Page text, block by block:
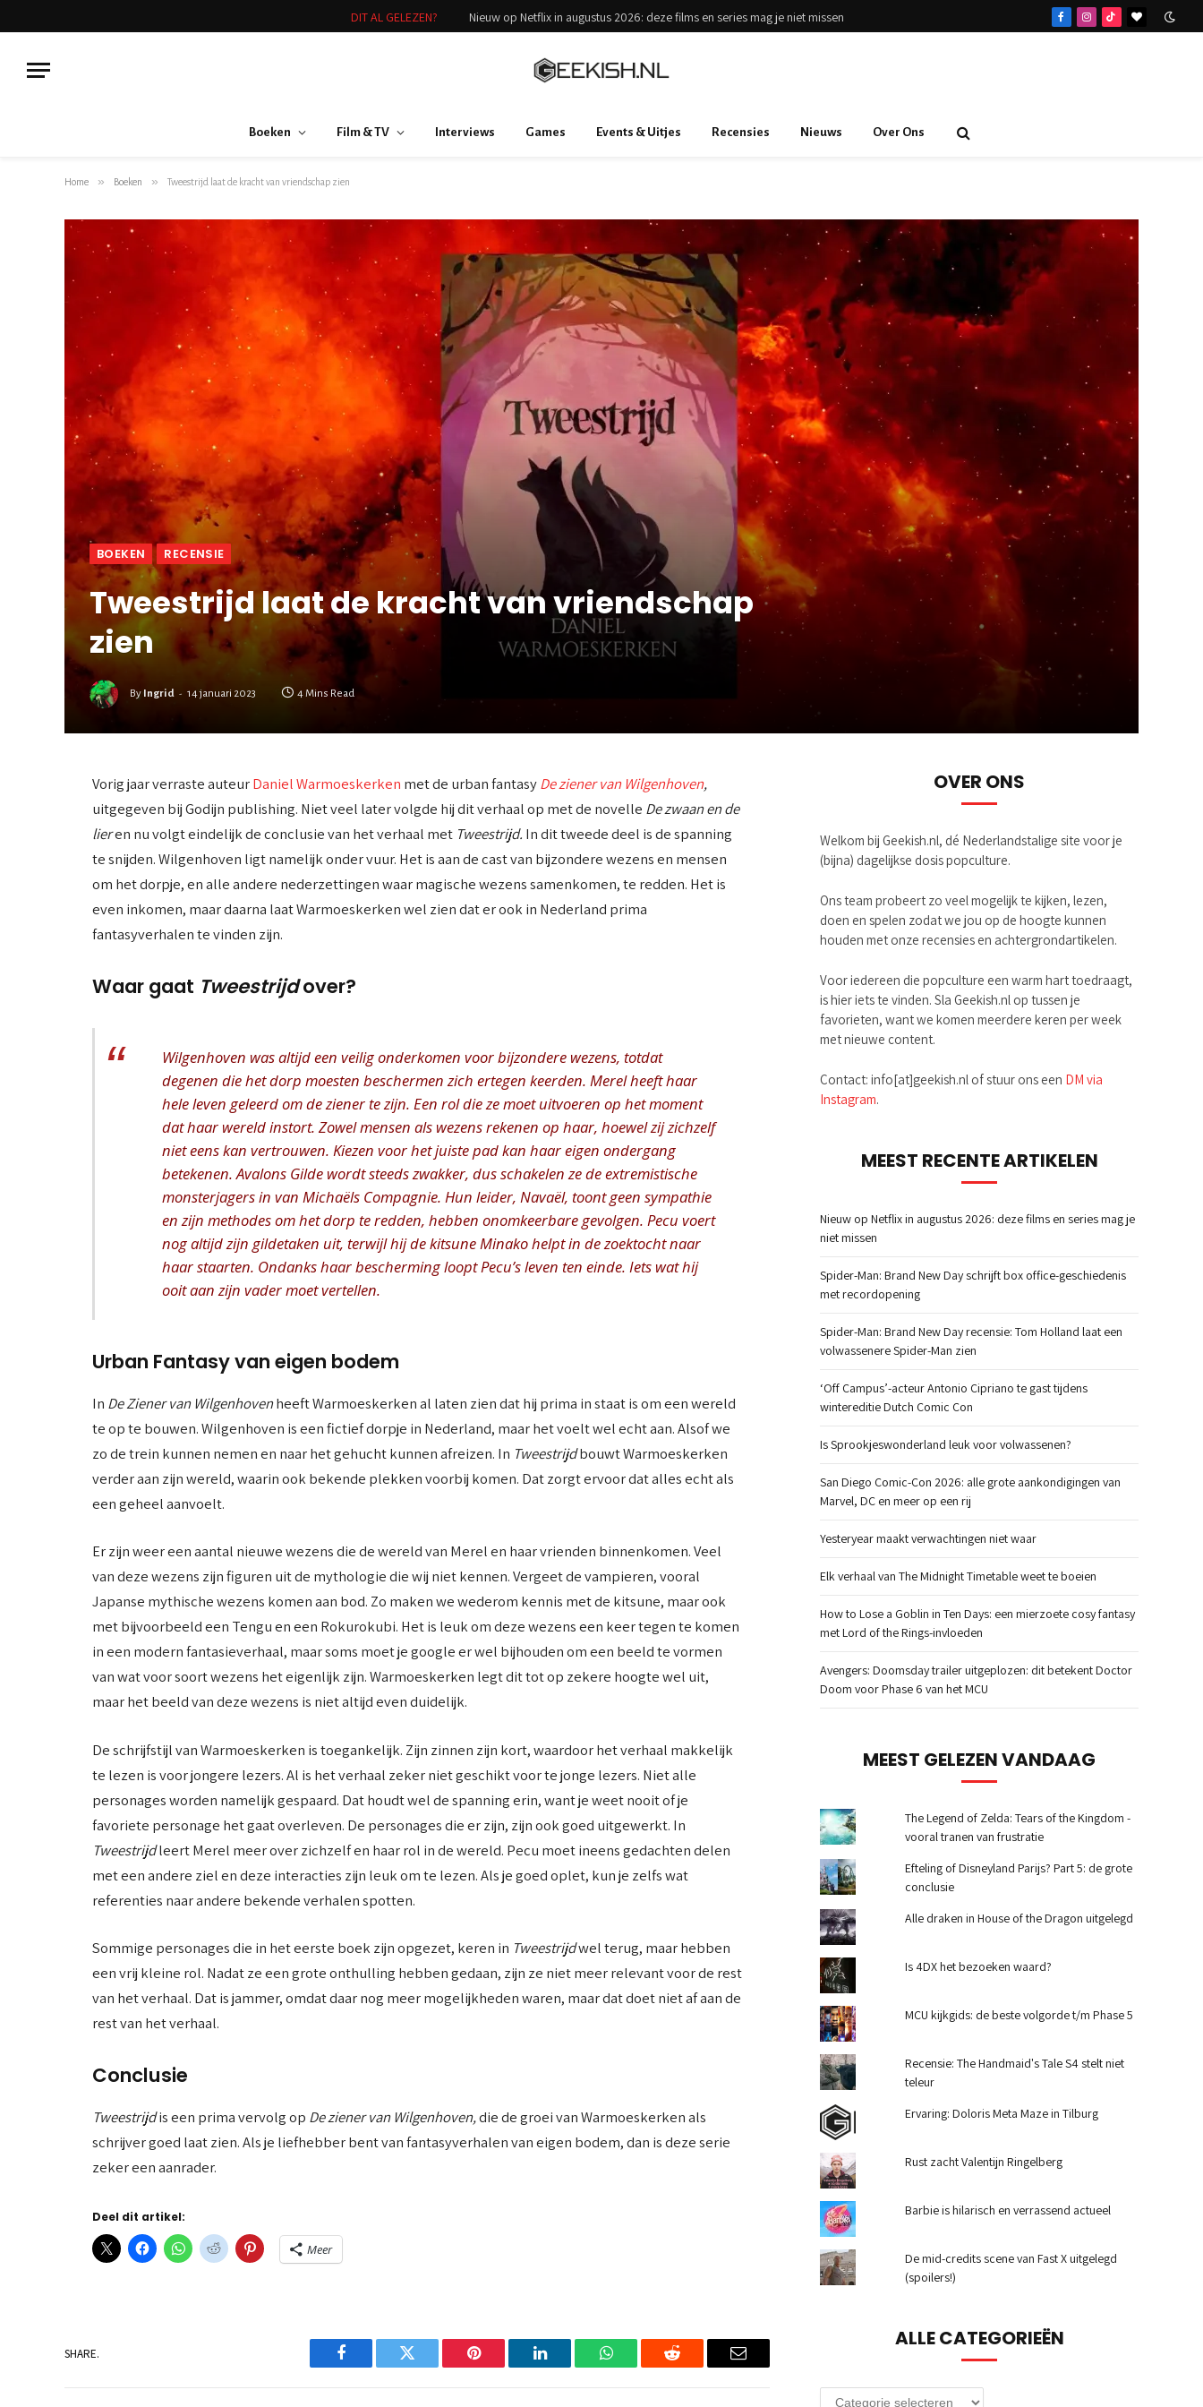
DIT AL GELEZEN? Nieuw op Netflix in augustus 2026: deze films en series mag je niet missen FacebookInstagram
TikTokBlogLovin
Boeken Film & TV Interviews Games Events & Uitjes Recensies Nieuws Over Ons
Home » Boeken » Tweestrijd laat de kracht van vriendschap zien
BOEKEN RECENSIE
Tweestrijd laat de kracht van vriendschap
zien
By Ingrid 14 januari 2023 4 Mins Read
Vorig jaar verraste auteurDaniel Warmoeskerken met de urban fantasyDe ziener van Wilgenhoven,
uitgegeven bij Godijn publishing. Niet veel later volgde hij dit verhaal op met de novelle De zwaan en de
lieren nu volgt eindelijk de conclusie van het verhaal met Tweestrijd. In dit tweede deel is de spanning
te snijden. Wilgenhoven ligt namelijk onder vuur. Het is aan de cast van bijzondere wezens en mensen
om het dorpje, en alle andere nederzettingen waar magische wezens samenkomen, te redden. Het is
even inkomen, maar daarna laat Warmoeskerken wel zien dat er ook in Nederland prima
fantasyverhalen te vinden zijn.
Waar gaat Tweestrijdover?
Wilgenhoven was altijd een veilig onderkomen voor bijzondere wezens, totdat
degenen die het dorp moesten beschermen zich ertegen keerden. Merel heeft haar
hele leven geleerd om de ziener te zijn. Een rol die ze moet uitvoeren op het moment
dat haar wereld instort. Zowel mensen als wezens rekenen op haar, hoewel zij zichzelf
niet eens kan vertrouwen. Kiezen voor het juiste pad kan haar eigen ondergang
betekenen. Avalons Gilde wordt steeds zwakker, dus schakelen ze de extremistische
monsterjagers in van Michaëls Compagnie. Hun leider, Navaël, toont geen sympathie
en zijn methodes om het dorp te redden, hebben onomkeerbare gevolgen. Pecu voert
nog altijd zijn gildetaken uit, terwijl hij de kitsune Minako helpt in de zoektocht naar
haar staarten. Ondanks haar bescherming loopt Pecu’s leven ten einde. Iets wat hij
ooit aan zijn vader moet vertellen.
Urban Fantasy van eigen bodem
In De Ziener van Wilgenhovenheeft Warmoeskerken al laten zien dat hij prima in staat is om een wereld
te op te bouwen. Wilgenhoven is een fictief dorpje in Nederland, maar het voelt wel echt aan. Alsof we
zo de trein kunnen nemen en naar het gehucht kunnen afreizen. In Tweestrijdbouwt Warmoeskerken
verder aan zijn wereld, waarin ook bekende plekken voorbij komen. Dat zorgt ervoor dat alles echt als
een geheel aanvoelt.
Er zijn weer een aantal nieuwe wezens die de wereld van Merel en haar vrienden binnenkomen. Veel
van deze wezens zijn figuren uit de mythologie die wij niet kennen. Vergeet de vampieren, vooral
Japanse mythische wezens komen aan bod. Zo maken we wederom kennis met de kitsune, maar ook
met bijvoorbeeld een Tengu en een Rokurokubi. Het is leuk om deze wezens een keer tegen te komen
in een modern fantasieverhaal, maar soms moet je google er wel bijhouden om een beeld te vormen
van wat voor soort wezens het eigenlijk zijn. Warmoeskerken legt dit tot op zekere hoogte wel uit,
maar het beeld van deze wezens is niet altijd even duidelijk.
De schrijfstijl van Warmoeskerken is toegankelijk. Zijn zinnen zijn kort, waardoor het verhaal makkelijk
te lezen is voor jongere lezers. Al is het verhaal zeker niet geschikt voor te jonge lezers. Niet alle
personages worden namelijk gespaard. Dat houdt wel de spanning erin, want je weet nooit of je
favoriete personage het gaat overleven. De personages die er zijn, zijn ook goed uitgewerkt. In
Tweestrijdleert Merel meer over zichzelf en haar rol in de wereld. Pecu moet ineens gedachten delen
met een andere ziel en deze interacties zijn leuk om te lezen. Als je goed oplet, kun je zelfs wat
referenties naar andere bekende verhalen spotten.
Sommige personages die in het eerste boek zijn opgezet, keren in Tweestrijdwel terug, maar hebben
een vrij kleine rol. Nadat ze een grote onthulling hebben gedaan, zijn ze niet meer relevant voor de rest
van het verhaal. Dat is jammer, omdat daar nog meer mogelijkheden waren, maar dat doet niet af aan de
rest van het verhaal.
Conclusie
Tweestrijdis een prima vervolg op De ziener van Wilgenhoven,die de groei van Warmoeskerken als
schrijver goed laat zien. Als je liefhebber bent van fantasyverhalen van eigen bodem, dan is deze serie
zeker een aanrader.
Deel dit artikel:
Meer
SHARE.
Facebook Twitter Pinterest LinkedIn WhatsAppReddit Email
OVER ONS
Welkom bij Geekish.nl, dé Nederlandstalige site voor je
(bijna) dagelijkse dosis popculture.
Ons team probeert zo veel mogelijk te kijken, lezen,
doen en spelen zodat we jou op de hoogte kunnen
houden met onze recensies en achtergrondartikelen.
Voor iedereen die popculture een warm hart toedraagt,
is hier iets te vinden. Sla Geekish.nl op tussen je
favorieten, want we komen meerdere keren per week
met nieuwe content.
Contact: info[at]geekish.nl of stuur ons een DM via
Instagram.
MEEST RECENTE ARTIKELEN
Nieuw op Netflix in augustus 2026: deze films en series mag je
niet missen
Spider-Man: Brand New Day schrijft box office-geschiedenis
met recordopening
Spider-Man: Brand New Day recensie: Tom Holland laat een
volwassenere Spider-Man zien
‘Off Campus’-acteur Antonio Cipriano te gast tijdens
wintereditie Dutch Comic Con
Is Sprookjeswonderland leuk voor volwassenen?
San Diego Comic-Con 2026: alle grote aankondigingen van
Marvel, DC en meer op een rij
Yesteryear maakt verwachtingen niet waar
Elk verhaal van The Midnight Timetable weet te boeien
How to Lose a Goblin in Ten Days: een mierzoete cosy fantasy
met Lord of the Rings-invloeden
Avengers: Doomsday trailer uitgeplozen: dit betekent Doctor
Doom voor Phase 6 van het MCU
MEEST GELEZEN VANDAAG
The Legend of Zelda: Tears of the Kingdom -
vooral tranen van frustratie
Efteling of Disneyland Parijs? Part 5: de grote
conclusie
Alle draken in House of the Dragon uitgelegd
Is 4DX het bezoeken waard?
MCU kijkgids: de beste volgorde t/m Phase 5
Recensie: The Handmaid's Tale S4 stelt niet
teleur
Ervaring: Doloris Meta Maze in Tilburg
Rust zacht Valentijn Ringelberg
Barbie is hilarisch en verrassend actueel
De mid-credits scene van Fast X uitgelegd
(spoilers!)
ALLE CATEGORIEËN
Alle